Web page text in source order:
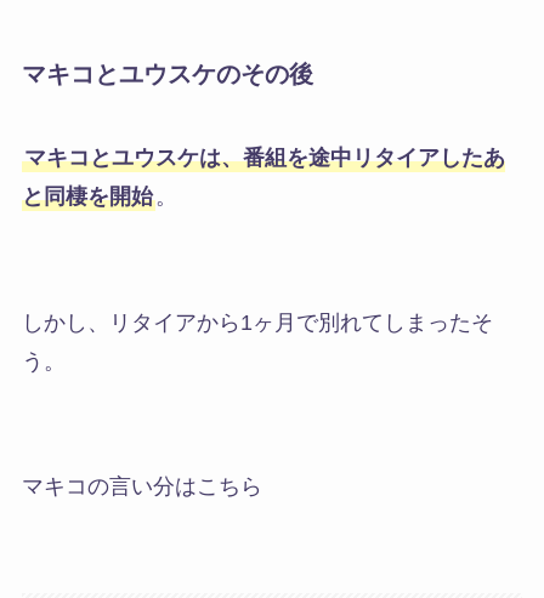
マキコとユウスケのその後
マキコとユウスケは、番組を途中リタイアしたあ
と同棲を開始。
しかし、
リタイアから1ヶ月で別れてしまったそ
う 。
マキコの言い分はこちら